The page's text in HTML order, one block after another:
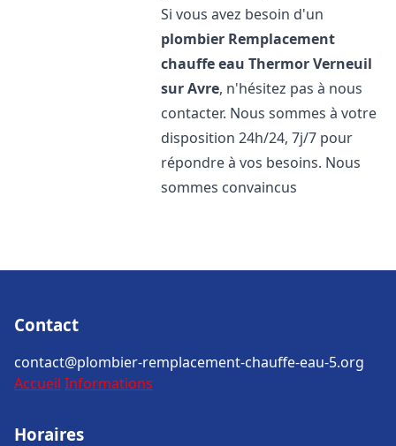
Si vous avez besoin d'un
plombier Remplacement
chauffe eau ThermorVerneuil
sur Avre, n'hésitez pas à nous
contacter. Nous sommes à votre
disposition 24h/24, 7j/7 pour
répondre à vos besoins. Nous
sommes convaincus
Contact
contact@plombier-remplacement-chauffe-eau-5.org
Accueil Informations
Horaires